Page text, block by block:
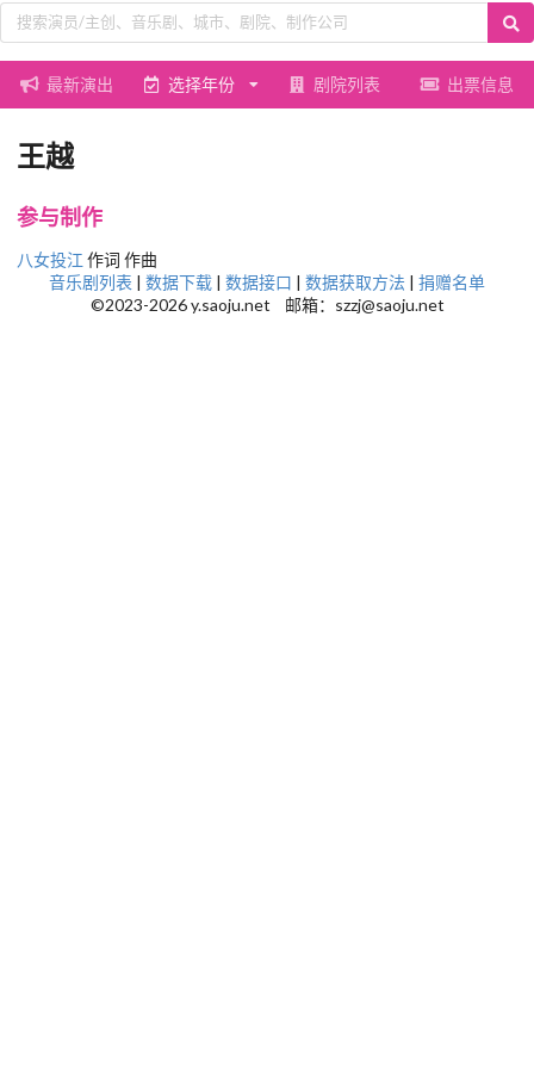
最新演出 选择年份 剧院列表 出票信息
王越
参与制作
八女投江 作词 作曲
音乐剧列表 | 数据下载 | 数据接口 | 数据获取方法 | 捐赠名单
©2023-2026 y.saoju.net 邮箱：szzj@saoju.net